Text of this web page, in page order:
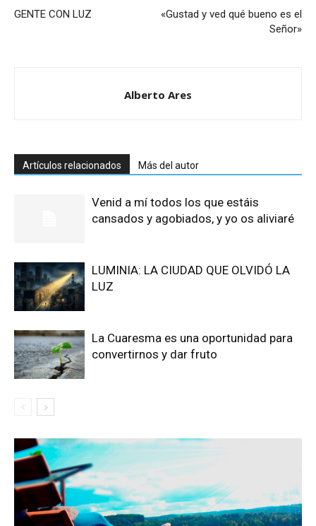
GENTE CON LUZ
«Gustad y ved qué bueno es el
Señor»
Alberto Ares
Artículos relacionados Más del autor
Venid a mí todos los que estáis
cansados y agobiados, y yo os aliviaré
LUMINIA: LA CIUDAD QUE OLVIDÓ LA
LUZ
La Cuaresma es una oportunidad para
convertirnos y dar fruto